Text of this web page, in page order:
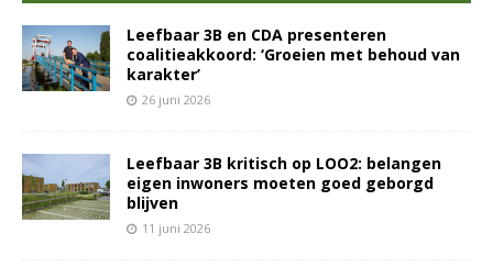
Leefbaar 3B en CDA presenteren
coalitieakkoord: ‘Groeien met behoud van
karakter’
26 juni 2026
Leefbaar 3B kritisch op LOO2: belangen
eigen inwoners moeten goed geborgd
blijven
11 juni 2026